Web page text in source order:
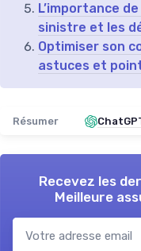
L’importance
sinistre et les
Optimiser son
astuces et
Résumer
Recevez les
Meilleure